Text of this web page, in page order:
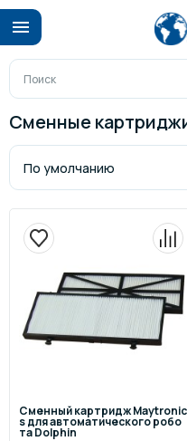
Сменные
Сменный картридж Maytronic
s для автоматического робо
та Dolphin